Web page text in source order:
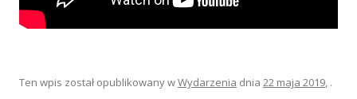
Ten wpis został opublikowany wWydarzenia dnia 22 maja 2019, .